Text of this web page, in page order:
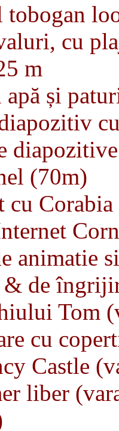
tobogan
cu
m
apă și
(70m)
cu
animatie
de
Tom
cu
Castle
liber